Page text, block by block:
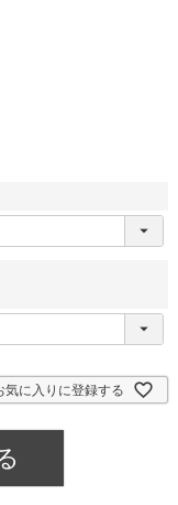
気に入りに登録する